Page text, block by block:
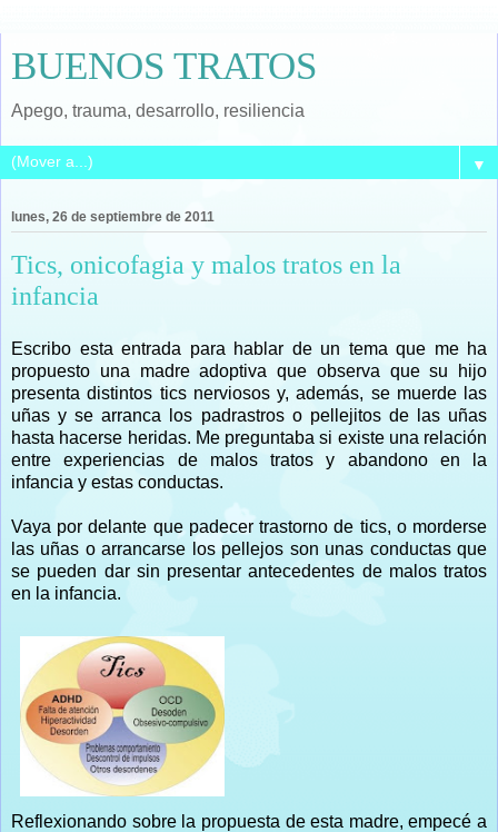
BUENOS TRATOS
Apego, trauma, desarrollo, resiliencia
▼
lunes, 26 de septiembre de 2011
Tics, onicofagia y malos tratos en la
infancia
Escribo esta entrada para hablar de un tema que me ha
propuesto una madre adoptiva que observa que su hijo
presenta distintos tics nerviosos y, además, se muerde las
uñas y se arranca los padrastros o pellejitos de las uñas
hasta hacerse heridas. Me preguntaba si existe una relación
entre experiencias de malos tratos y abandono en la
infancia y estas conductas.
Vaya por delante que padecer trastorno de tics, o morderse
las uñas o arrancarse los pellejos son unas conductas que
se pueden dar sin presentar antecedentes de malos tratos
en la infancia.
Reflexionando sobre la propuesta de esta madre, empecé a